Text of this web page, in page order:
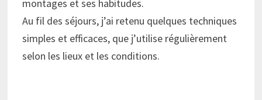
montages et ses habitudes.
Au fil des séjours, j’ai retenu quelques techniques
simples et efficaces, que j’utilise régulièrement
selon les lieux et les conditions.